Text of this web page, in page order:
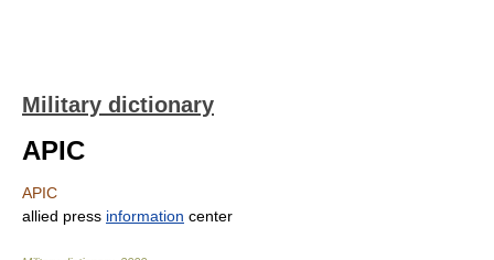
Military dictionary
APIC
APIC
allied press information center